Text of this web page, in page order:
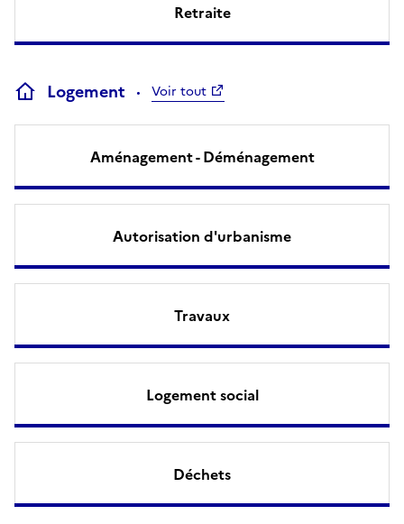
Retraite
Logement Voir tout
Aménagement - Déménagement
Autorisation d'urbanisme
Travaux
Logement social
Déchets